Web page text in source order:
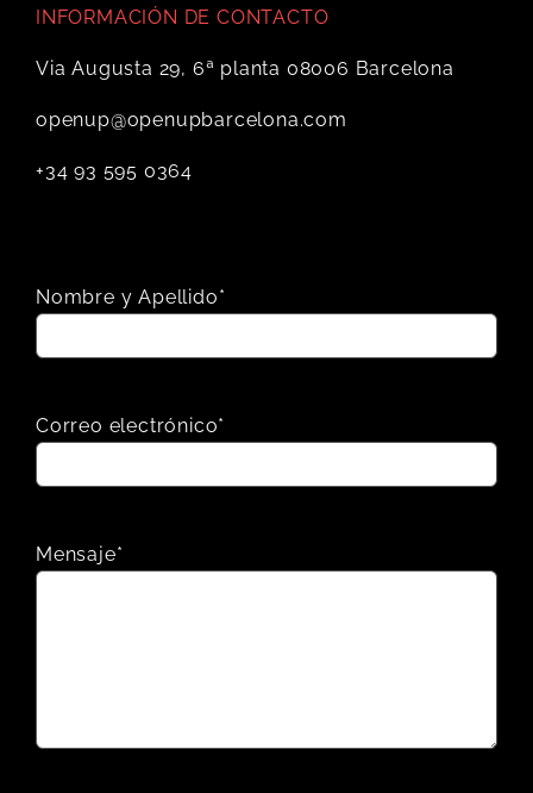
INFORMACIÓN DE CONTACTO
Via Augusta 29, 6ª planta 08006 Barcelona
openup@openupbarcelona.com
+34 93 595 0364
Nombre y Apellido*
Correo electrónico*
Mensaje*